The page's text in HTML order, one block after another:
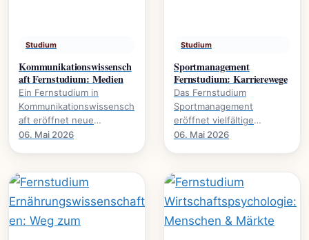
Studium
Kommunikationswissensch
aft Fernstudium: Medien
Ein Fernstudium in
Kommunikationswissensch
aft eröffnet neue
Perspektiven auf Medien,
Es.
06. Mai 2026
Studium
Sportmanagement
Fernstudium: Karrierewege
Das Fernstudium
Sportmanagement
eröffnet vielfältige
Karrierewege im
und welche.
06. Mai 2026